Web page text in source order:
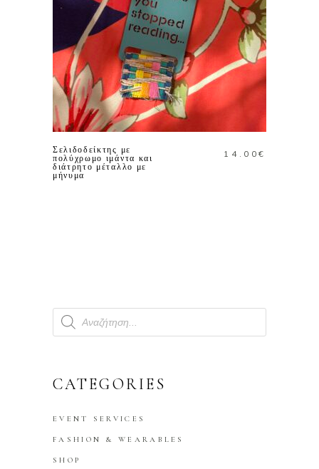
ΠΡΟΣΘΗΚΗ ΣΤΟ
ΚΑΛΑΘΙ
Σελιδοδείκτης με
πολύχρωμο ιμάντα και
διάτρητο μέταλλο με
μήνυμα
14.00€
Products
search
CATEGORIES
EVENT SERVICES
FASHION & WEARABLES
SHOP